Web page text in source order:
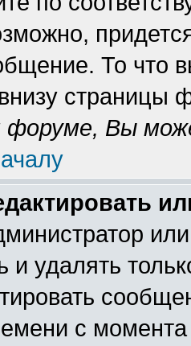
То что
страницы
Вы
и удалять
с